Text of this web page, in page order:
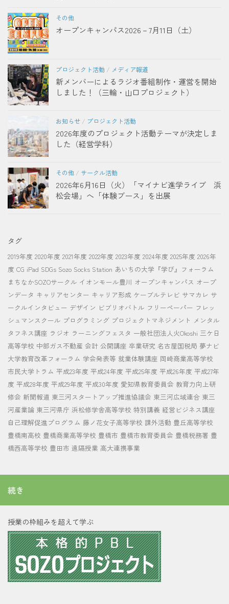
その他
オープンキャンパス2026－7月11日（土）
プロジェクト活動 / メディア報道
新メンバーによるラジオ番組制作・運営を開始
しました！（三輪・山口プロジェクト）
お知らせ / プロジェクト活動
2026年度のプロジェクト活動テーマが決定しま
した（経営学科）
その他 / サークル活動
2026年6月16日（火）「マイナビ進学ライブ 浜
松会場」へ「体験ブース」を出展
タグ
2019年度 2020年度 2021年度 2022年度 2023年度 2024年度 2025年度 2026年
度 CG iPad SDGs Sozo Socks Station あいちの大学『学び』フォーラム
まちなかSOZOサークル イオンモール豊川 オープンキャンパス オープ
ンデータ キャリアセンター キャリア形成 ケーブルテレビ サマカレ サ
ークルインタビュー デザイン ビブリオバトル フリーペーパー フレッ
シュマンスクール プログラミング プロジェクトマネジメント メンタル
タフネス講座 ラジオ ラーニングフェスタ 一般社団法人火Okoshi 三ケ日
高等学校 中部ガス不動産 会計 公開講座 卒業研究 名古屋国税局 夢ナビ
大学教育改革フォーラム 学会発表等 就業体験講座 岡崎商業高等学校
市民大学トラム 平成23年度 平成24年度 平成25年度 平成26年度 平成27年
度 平成28年度 平成29年度 平成30年度 愛知県教育委員会 教育力向上研
修会 新聞報道 東三河スタートアップ推進協議会 東三河広域連合 東三
河産業論 東三河県庁 浜松修学舎高等学校 特別講義 経営ビジネス講座
自己理解促進プログラム 藤ノ花女子高等学校 課外活動 豊丘高等学校
豊橋南高校 豊橋商業高等学校 豊橋市 豊橋市教育委員会 豊橋税務署 豊
橋西高等学校 豊田市 遠隔授業 高大連携事業
続き
授業の枠組みを超えて学ぶ